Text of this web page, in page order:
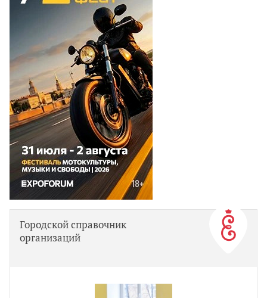
Городской справочник
организаций